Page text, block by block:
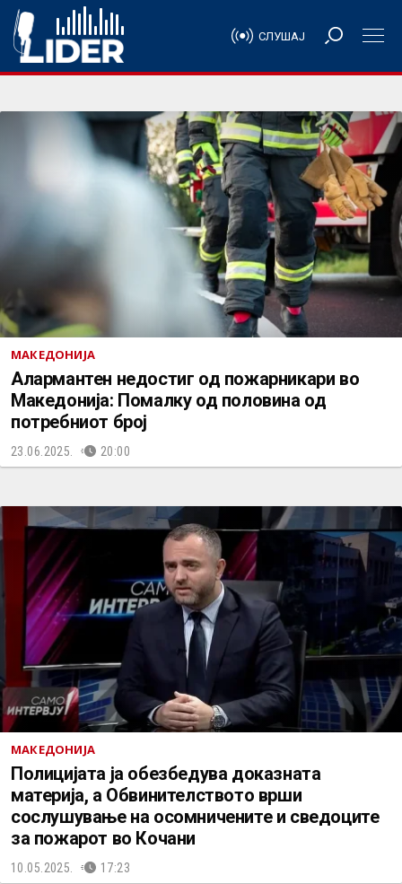
СЛУШАЈ
МАКЕДОНИЈА
Алармантен недостиг од пожарникари во
Македонија: Помалку од половина од
потребниот број
23.06.2025. 20:00
МАКЕДОНИЈА
Полицијата ја обезбедува доказната
материја, а Обвинителството врши
сослушување на осомничените и сведоците
за пожарот во Кочани
10.05.2025. 17:23